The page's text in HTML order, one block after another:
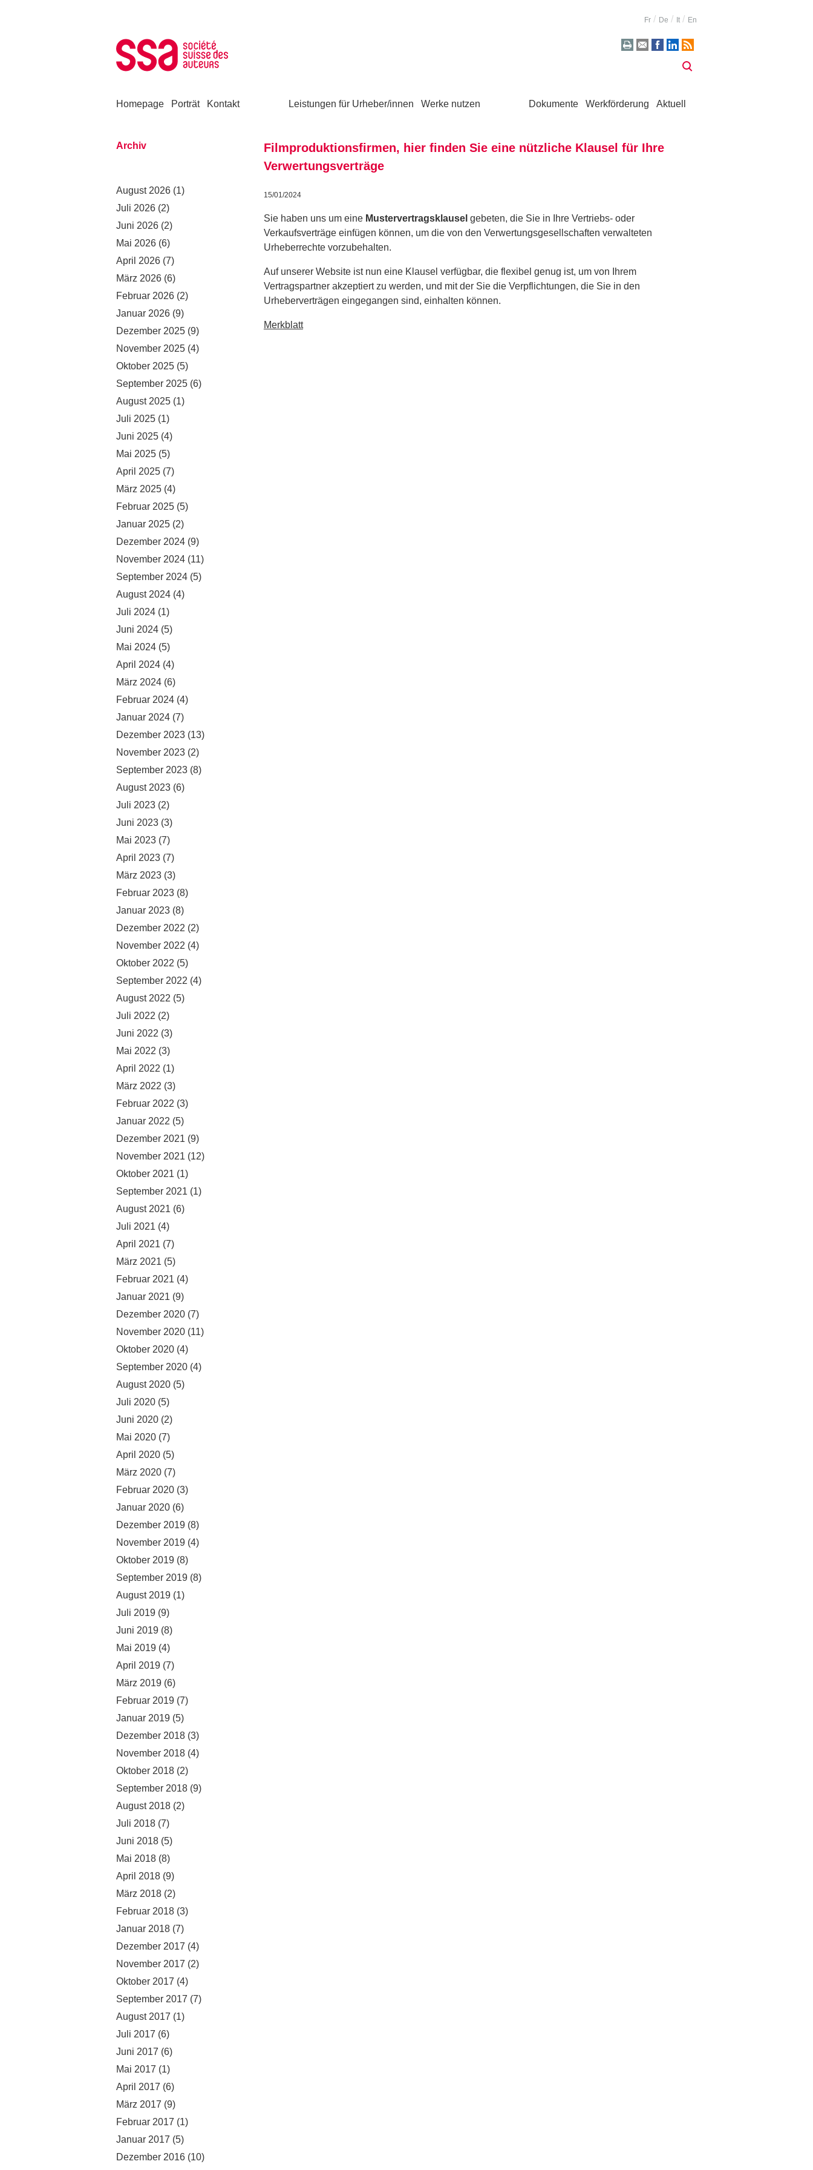
Fr De It En
Homepage Porträt Kontakt Leistungen für Urheber/innen Werke nutzen Dokumente Werkförderung Aktuell
Archiv
August 2026 (1)
Juli 2026 (2)
Juni 2026 (2)
Mai 2026 (6)
April 2026 (7)
März 2026 (6)
Februar 2026 (2)
Januar 2026 (9)
Dezember 2025 (9)
November 2025 (4)
Oktober 2025 (5)
September 2025 (6)
August 2025 (1)
Juli 2025 (1)
Juni 2025 (4)
Mai 2025 (5)
April 2025 (7)
März 2025 (4)
Februar 2025 (5)
Januar 2025 (2)
Dezember 2024 (9)
November 2024 (11)
September 2024 (5)
August 2024 (4)
Juli 2024 (1)
Juni 2024 (5)
Mai 2024 (5)
April 2024 (4)
März 2024 (6)
Februar 2024 (4)
Januar 2024 (7)
Dezember 2023 (13)
November 2023 (2)
September 2023 (8)
August 2023 (6)
Juli 2023 (2)
Juni 2023 (3)
Mai 2023 (7)
April 2023 (7)
März 2023 (3)
Februar 2023 (8)
Januar 2023 (8)
Dezember 2022 (2)
November 2022 (4)
Oktober 2022 (5)
September 2022 (4)
August 2022 (5)
Juli 2022 (2)
Juni 2022 (3)
Mai 2022 (3)
April 2022 (1)
März 2022 (3)
Februar 2022 (3)
Januar 2022 (5)
Dezember 2021 (9)
November 2021 (12)
Oktober 2021 (1)
September 2021 (1)
August 2021 (6)
Juli 2021 (4)
April 2021 (7)
März 2021 (5)
Februar 2021 (4)
Januar 2021 (9)
Dezember 2020 (7)
November 2020 (11)
Oktober 2020 (4)
September 2020 (4)
August 2020 (5)
Juli 2020 (5)
Juni 2020 (2)
Mai 2020 (7)
April 2020 (5)
März 2020 (7)
Februar 2020 (3)
Januar 2020 (6)
Dezember 2019 (8)
November 2019 (4)
Oktober 2019 (8)
September 2019 (8)
August 2019 (1)
Juli 2019 (9)
Juni 2019 (8)
Mai 2019 (4)
April 2019 (7)
März 2019 (6)
Februar 2019 (7)
Januar 2019 (5)
Dezember 2018 (3)
November 2018 (4)
Oktober 2018 (2)
September 2018 (9)
August 2018 (2)
Juli 2018 (7)
Juni 2018 (5)
Mai 2018 (8)
April 2018 (9)
März 2018 (2)
Februar 2018 (3)
Januar 2018 (7)
Dezember 2017 (4)
November 2017 (2)
Oktober 2017 (4)
September 2017 (7)
August 2017 (1)
Juli 2017 (6)
Juni 2017 (6)
Mai 2017 (1)
April 2017 (6)
März 2017 (9)
Februar 2017 (1)
Januar 2017 (5)
Dezember 2016 (10)
Filmproduktionsfirmen, hier finden Sie eine nützliche Klausel für Ihre
Verwertungsverträge
15/01/2024
Sie haben uns um eine Mustervertragsklausel gebeten, die Sie in Ihre Vertriebs- oder
Verkaufsverträge einfügen können, um die von den Verwertungsgesellschaften verwalteten
Urheberrechte vorzubehalten.
Auf unserer Website ist nun eine Klausel verfügbar, die flexibel genug ist, um von Ihrem
Vertragspartner akzeptiert zu werden, und mit der Sie die Verpflichtungen, die Sie in den
Urheberverträgen eingegangen sind, einhalten können.
Merkblatt